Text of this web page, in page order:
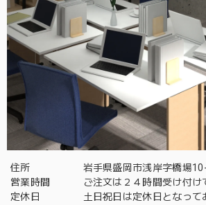
住所
岩手県盛岡市浅岸字橋場
営業時間
ご注文は２４時間受け付け
定休日
土日祝日は定休日となって